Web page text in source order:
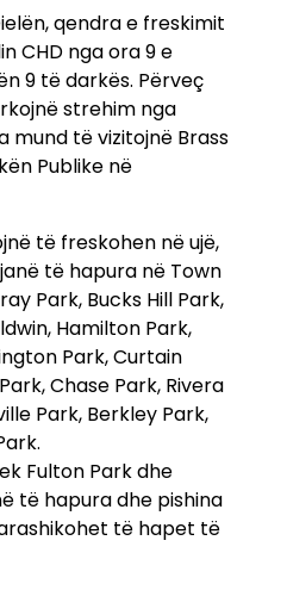
qendra e freskimit
CHD nga ora 9 e
9 të darkës. Përveç
strehim nga
të vizitojnë Brass
Publike në
të freskohen në ujë,
të hapura në Town
Park, Bucks Hill Park,
Hamilton Park,
Park, Curtain
Chase Park, Rivera
Park, Berkley Park,
Fulton Park dhe
të hapura dhe pishina
të hapet të